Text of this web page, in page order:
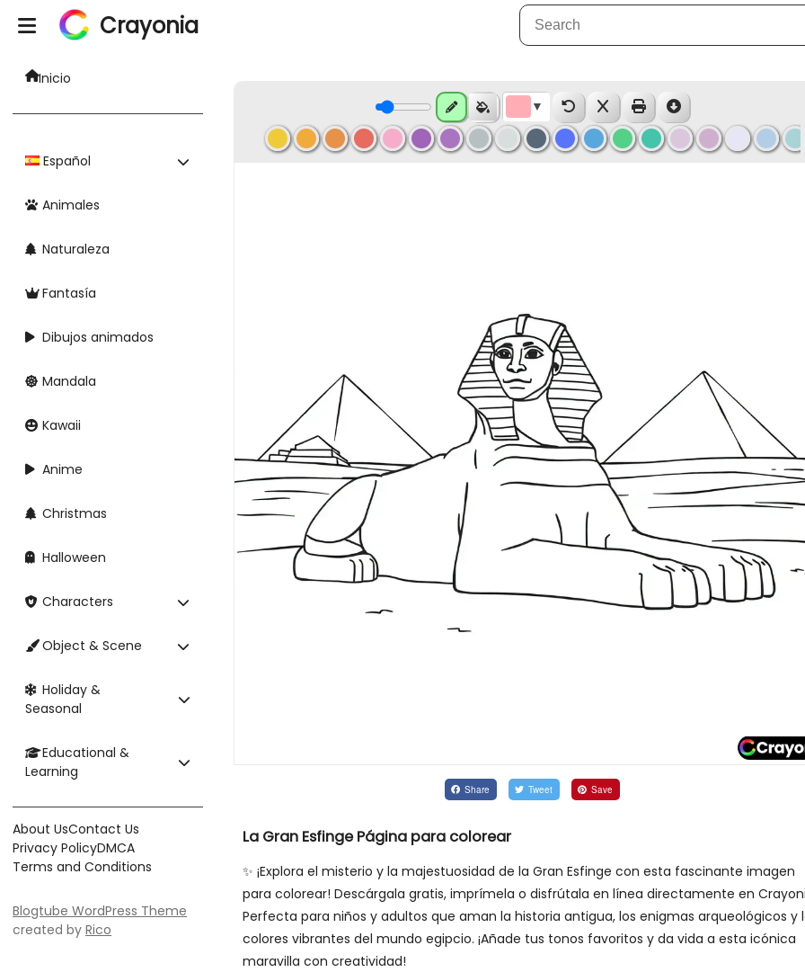
Crayonia
Inicio
Español
Animales
Naturaleza
Fantasía
Dibujos animados
Mandala
Kawaii
Anime
Christmas
Halloween
Characters
Object & Scene
Holiday &
Seasonal
Educational &
Learning
About UsContact Us
Privacy PolicyDMCA
Terms and Conditions
Blogtube WordPress Theme
created by Rico
Share Tweet Save
La Gran Esfinge Página para colorear
✨ ¡Explora el misterio y la majestuosidad de la Gran Esfinge con esta fascinante imagen
para colorear! Descárgala gratis, imprímela o disfrútala en línea directamente en
Perfecta para niños y adultos que aman la historia antigua, los enigmas arqueológicos y
colores vibrantes del mundo egipcio. ¡Añade tus tonos favoritos y da vida a esta icónica
maravilla con creatividad!